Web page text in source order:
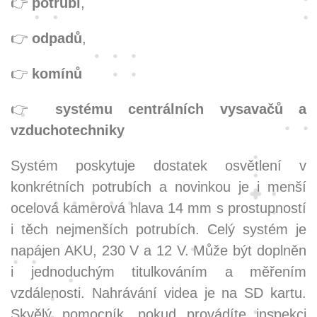
👉 odpadů,
👉 komínů
👉 systému centrálních vysavačů a
vzduchotechniky
Systém poskytuje dostatek osvětlení v
konkrétních potrubích a novinkou je i menší
ocelová kamerová hlava 14 mm s prostupností
i těch nejmenších potrubích. Celý systém je
napájen AKU, 230 V a 12 V. Může být doplněn
i jednoduchým titulkováním a měřením
vzdálenosti. Nahrávání videa je na SD kartu.